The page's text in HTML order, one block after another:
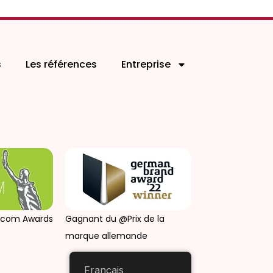
Les références Entreprise
Awards
Gagnant du @Prix de la
marque allemande
Français